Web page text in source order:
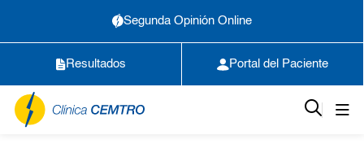
Segunda Opinión Online
Resultados Portal del Paciente